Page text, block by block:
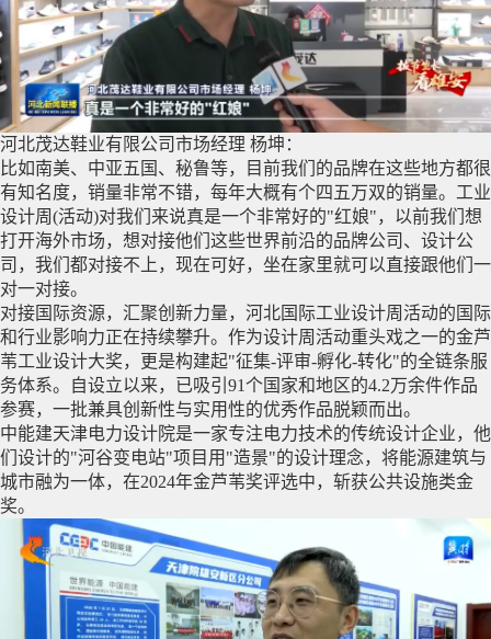
河北茂达鞋业有限公司市场经理 杨坤：
比如南美、中亚五国、秘鲁等，目前我们的品牌在这些地方都很
有知名度，销量非常不错，每年大概有个四五万双的销量。工业
设计周(活动)对我们来说真是一个非常好的"红娘"，以前我们想
打开海外市场，想对接他们这些世界前沿的品牌公司、设计公
司，我们都对接不上，现在可好，坐在家里就可以直接跟他们一
对一对接。
对接国际资源，汇聚创新力量，河北国际工业设计周活动的国际
和行业影响力正在持续攀升。作为设计周活动重头戏之一的金芦
苇工业设计大奖，更是构建起"征集-评审-孵化-转化"的全链条服
务体系。自设立以来，已吸引91个国家和地区的4.2万余件作品
参赛，一批兼具创新性与实用性的优秀作品脱颖而出。
中能建天津电力设计院是一家专注电力技术的传统设计企业，他
们设计的"河谷变电站"项目用"造景"的设计理念，将能源建筑与
城市融为一体，在2024年金芦苇奖评选中，斩获公共设施类金
奖。